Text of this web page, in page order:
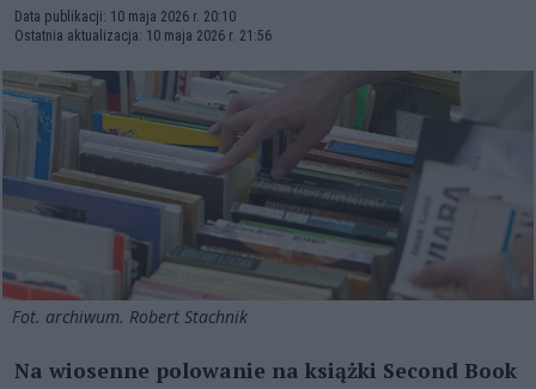
Data publikacji: 10 maja 2026 r. 20:10
Ostatnia aktualizacja: 10 maja 2026 r. 21:56
Fot. archiwum. Robert Stachnik
Na wiosenne polowanie na książki Second Book